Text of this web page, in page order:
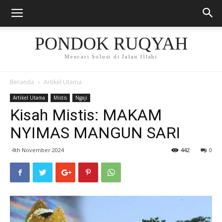
PONDOK RUQYAH
Mencari Solusi di Jalan Illahi
Beranda Artikel Utama
Artikel Utama Mistis Ngaji
Kisah Mistis: MAKAM
NYIMAS MANGUN SARI
4th November 2024 0
442